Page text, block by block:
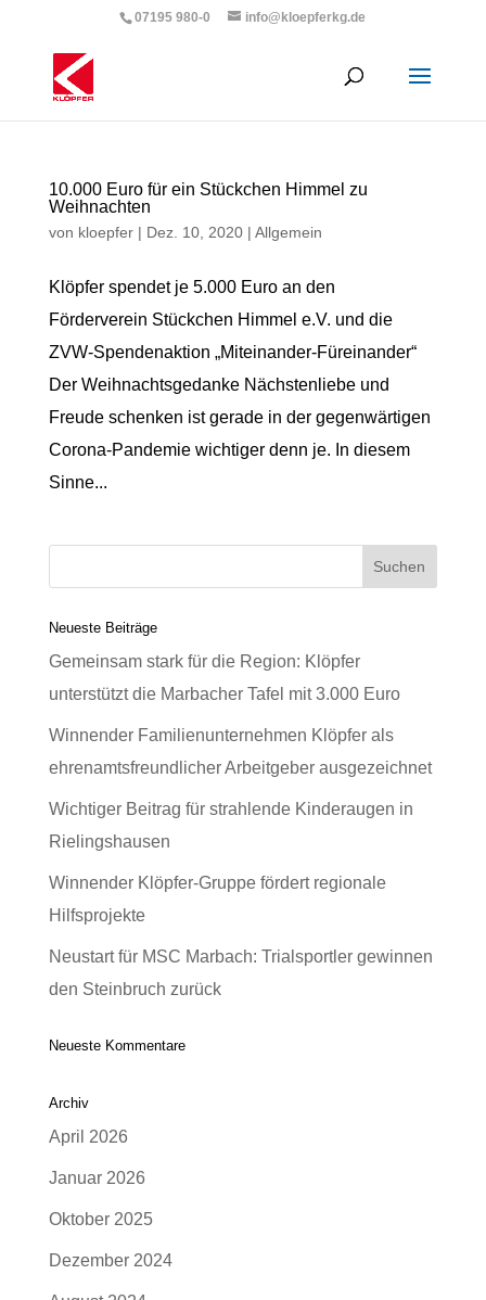
07195 980-0 info@kloepferkg.de
10.000 Euro für ein Stückchen Himmel zu
Weihnachten
von kloepfer| Dez. 10, 2020| Allgemein
Klöpfer spendet je 5.000 Euro an den
Förderverein Stückchen Himmel e.V. und die
ZVW-Spendenaktion „Miteinander-Füreinander“
Der Weihnachtsgedanke Nächstenliebe und
Freude schenken ist gerade in der gegenwärtigen
Corona-Pandemie wichtiger denn je. In diesem
Sinne...
Neueste Beiträge
Gemeinsam stark für die Region: Klöpfer
unterstützt die Marbacher Tafel mit 3.000 Euro
Winnender Familienunternehmen Klöpfer als
ehrenamtsfreundlicher Arbeitgeber ausgezeichnet
Wichtiger Beitrag für strahlende Kinderaugen in
Rielingshausen
Winnender Klöpfer-Gruppe fördert regionale
Hilfsprojekte
Neustart für MSC Marbach: Trialsportler gewinnen
den Steinbruch zurück
Neueste Kommentare
Archiv
April 2026
Januar 2026
Oktober 2025
Dezember 2024